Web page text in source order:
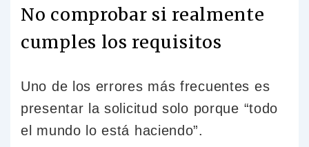
No comprobar si realmente
cumples los requisitos
Uno de los errores más frecuentes es
presentar la solicitud solo porque “todo
el mundo lo está haciendo”.